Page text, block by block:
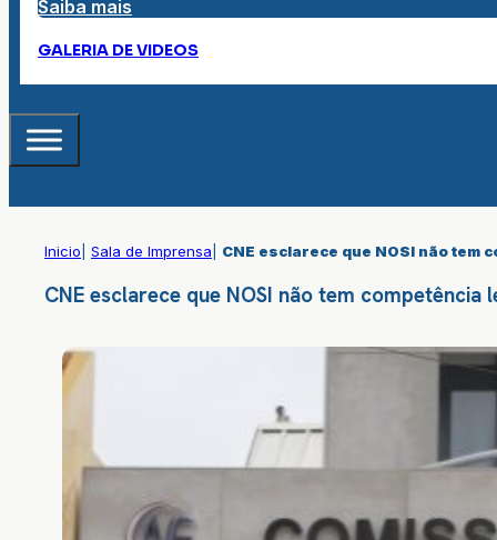
Saiba mais
GALERIA DE VIDEOS
Inicio Sala de Imprensa CNE esclarece que NOSI não
CNE esclarece que NOSI não tem